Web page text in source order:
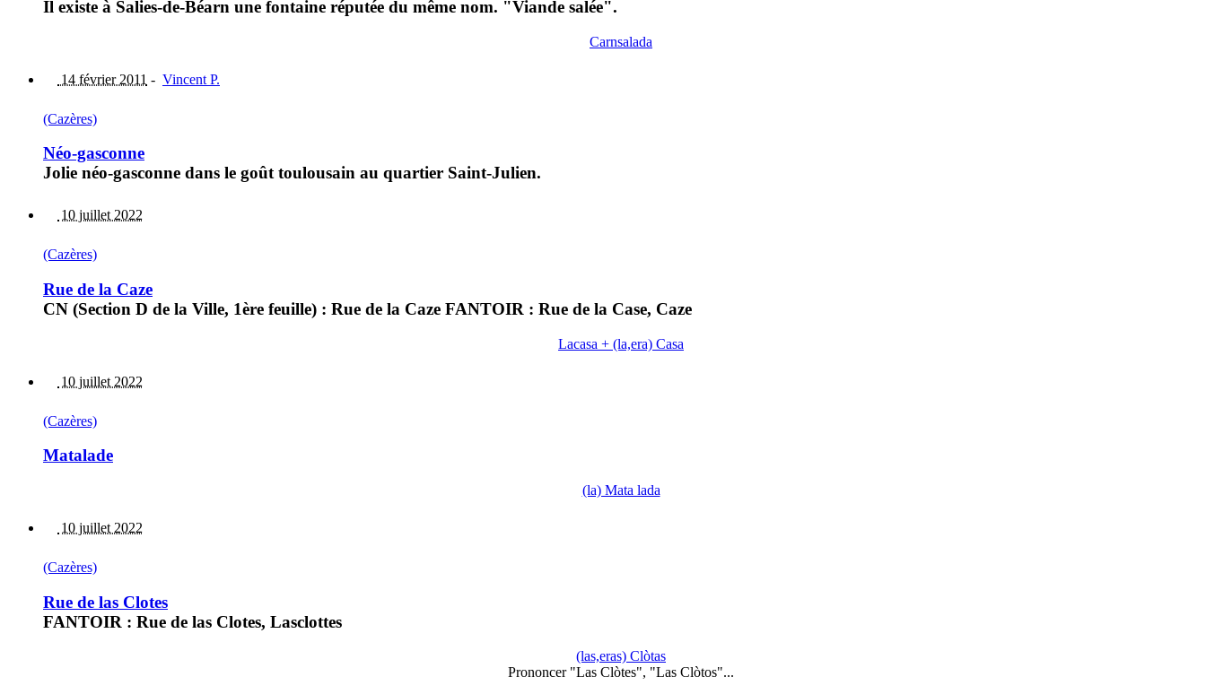
Il existe à Salies-de-Béarn une fontaine réputée du même nom. "Viande salée".
Carnsalada
14 février 2011 - Vincent P.
(Cazères)
Néo-gasconne
Jolie néo-gasconne dans le goût toulousain au quartier Saint-Julien.
10 juillet 2022
(Cazères)
Rue de la Caze
CN (Section D de la Ville, 1ère feuille) : Rue de la Caze FANTOIR : Rue de la Case, Caze
Lacasa + (la,era) Casa
10 juillet 2022
(Cazères)
Matalade
(la) Mata lada
10 juillet 2022
(Cazères)
Rue de las Clotes
FANTOIR : Rue de las Clotes, Lasclottes
(las,eras) Clòtas
Prononcer "Las Clòtes", "Las Clòtos"...